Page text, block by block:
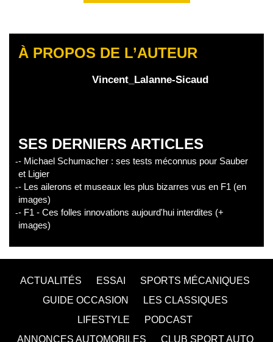
À PROPOS DE L’AUTEUR
Vincent_Lalanne-Sicaud
SES DERNIERS ARTICLES
- Michael Schumacher : ses tests méconnus pour Sauber
et Ligier
- Les ailerons et museaux les plus bizarres vus en F1 (en
images)
- F1 - Ces folles innovations aujourd'hui interdites (+
images)
ACTUALITÉS ESSAI
SPORTS MÉCANIQUES
GUIDE OCCASION
LES CLASSIQUES
LIFESTYLE
PODCAST
ANNONCES AUTOMOBILES
CLUB SPORT AUTO